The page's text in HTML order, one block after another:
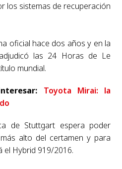
los sistemas de recuperación
oficial hace dos años y en la
las 24 Horas de Le
mundial.
Toyota Mirai: la
de Stuttgart espera poder
alto del certamen y para
el Hybrid 919/2016.